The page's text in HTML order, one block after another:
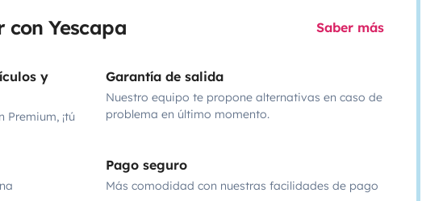
Yescapa Saber más
y
¡tú
Garantía de salida
Nuestro equipo te propone alternativas en caso de
problema en último momento.
Pago seguro
Más comodidad con nuestras facilidades de pago